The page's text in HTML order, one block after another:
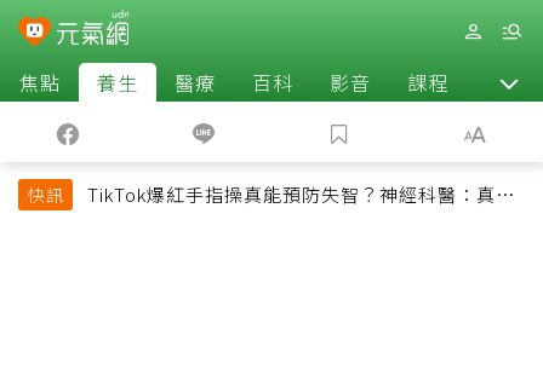
焦點 養生 醫療 百科 影音 課程 退休
快訊
TikTok爆紅手指操真能預防失智？神經科醫：真正